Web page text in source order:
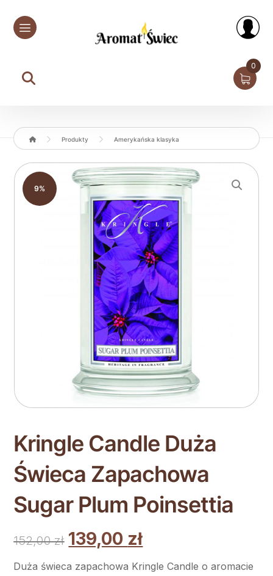
0
Produkty Amerykańska klasyka
Enlarge the image
9%
Kringle Candle Duża
Świeca Zapachowa
Sugar Plum Poinsettia
152,00zł 139,00 zł
Duża świeca zapachowa Kringle Candle o aromacie